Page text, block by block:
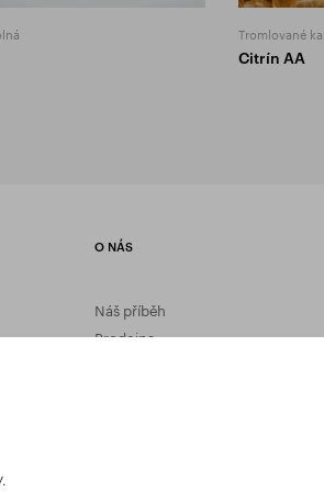
Tromlované
Citrín AA
O NÁS
Náš příběh
Prodejna